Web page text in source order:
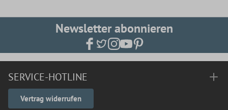
Newsletter abonnieren
SERVICE-HOTLINE
Vertrag widerrufen